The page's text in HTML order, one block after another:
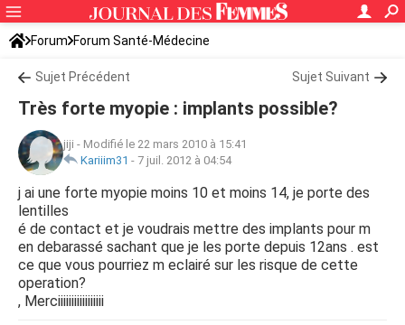
Forum Forum Santé-Médecine
Symptômes et maladies courantes
Sujet Précédent Sujet Suivant
Très forte myopie : implants possible?
jiji - Modifié le 22 mars 2010 à 15:41
Kariiim31 - 7 juil. 2012 à 04:54
j ai une forte myopie moins 10 et moins 14, je porte des
lentilles
é de contact et je voudrais mettre des implants pour m
en debarassé sachant que je les porte depuis 12ans . est
ce que vous pourriez m eclairé sur les risque de cette
operation?
, Merciiiiiiiiiiiiiiiii